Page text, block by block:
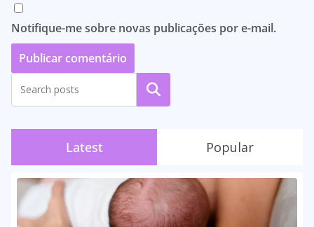
Notifique-me sobre novas publicações por e-mail.
Pesquisar
Latest Popular